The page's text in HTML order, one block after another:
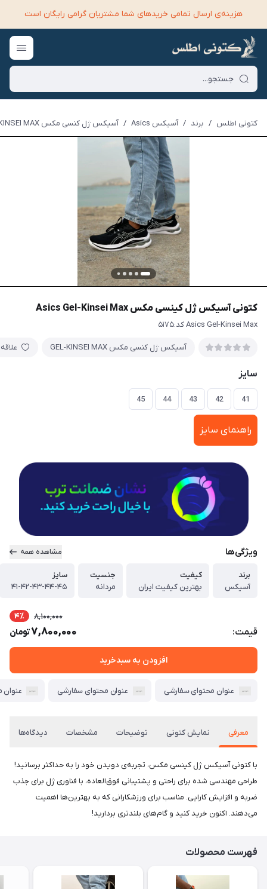
هزینه‌ی ارسال تمامی خرید‌های شما مشتریان گرامی رایگان است
کتونی اطلس / برند / آسیکس Asics / آسیکس ژل کنسی مکس GEL-KINSEI MAX
کتونی آسیکس ژل کینسی مکس Asics Gel-Kinsei Max
Asics Gel-Kinsei Max کد:۵۱۷۵
آسیکس ژل کنسی مکس GEL-KINSEI MAX
سایز
41
42
43
44
45
راهنمای سایز
ویژگی‌ها مشاهده همه
برند
آسیکس
کیفیت
بهترین کیفیت ایران
جنسیت
مردانه
سایز
۴۱-۴۲-۴۳-۴۴-۴۵
قیمت:
8,100,000 4٪
7,800,000تومان
افزودن به سبدخرید
عنوان محتوای سفارشی عنوان محتوای سفارشی عنوان
معرفی نمایش کتونی توضیحات مشخصات دیدگاه‌ها
با کتونی آسیکس ژل کینسی مکس، تجربه‌ی دویدن خود را به حداکثر برسانید!
طراحی مهندسی شده برای راحتی و پشتیبانی فوق‌العاده، با فناوری ژل برای جذب
ضربه و افزایش کارایی. مناسب برای ورزشکارانی که به بهترین‌ها اهمیت
می‌دهند. اکنون خرید کنید و گام‌های بلندتری بردارید!
فهرست محصولات